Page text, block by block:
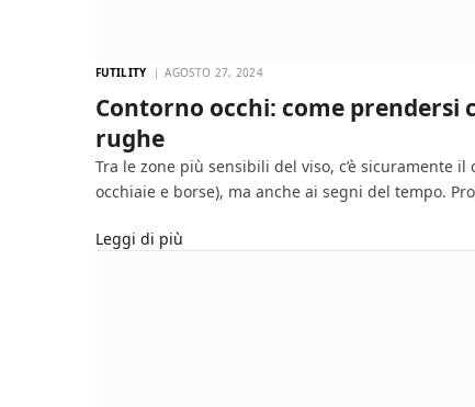
FUTILITY AGOSTO 27, 2024
Contorno occhi: come prendersi
rughe
Tra le zone più sensibili del viso, c’è sicuramente
occhiaie e borse), ma anche ai segni del tempo.
Leggi di più